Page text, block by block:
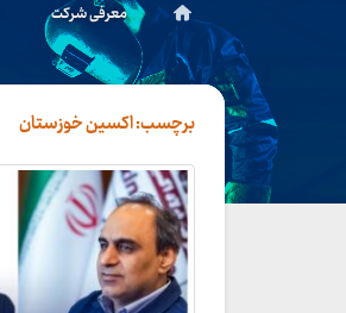
معرفی شرکت
برچسب:اکسین خوزستان